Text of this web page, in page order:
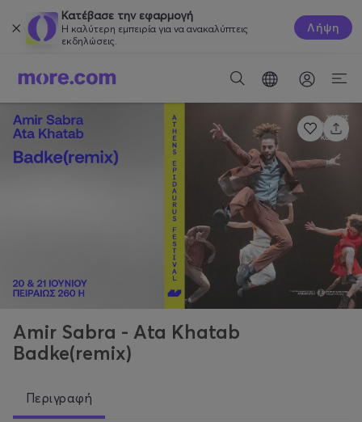
Κατέβασε την εφαρμογή
Η καλύτερη εμπειρία για να ανακαλύπτεις
εκδηλώσεις.
Λήψη
Amir Sabra - Ata Khatab
Badke(remix)
Περιγραφή